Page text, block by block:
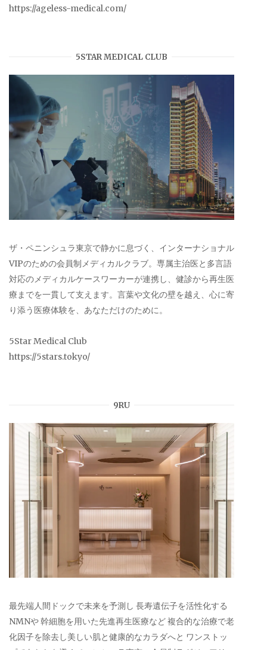
https://ageless-medical.com/
5STAR MEDICAL CLUB
ザ・ペニンシュラ東京で静かに息づく、インターナショナル
VIPのための会員制メディカルクラブ。専属主治医と多言語
対応のメディカルケースワーカーが連携し、健診から再生医
療までを一貫して支えます。言葉や文化の壁を越え、心に寄
り添う医療体験を、あなただけのために。
5Star Medical Club
https://5stars.tokyo/
9RU
最先端人間ドックで未来を予測し 長寿遺伝子を活性化する
NMNや 幹細胞を用いた先進再生医療など 複合的な治療で老
化因子を除去し美しい肌と健康的なカラダへと ワンストッ